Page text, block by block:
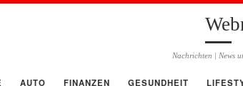
Nachrichten | News
AUTO FINANZEN GESUNDHEIT